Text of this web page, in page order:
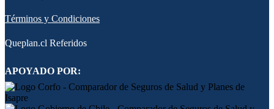
Términos y Condiciones
Queplan.cl Referidos
APOYADO POR: